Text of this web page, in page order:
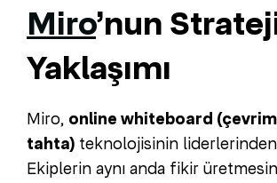
Miro’nun
Yaklaşımı
Miro, online whiteboard
tahta) teknolojisinin
Ekiplerin aynı anda fikir